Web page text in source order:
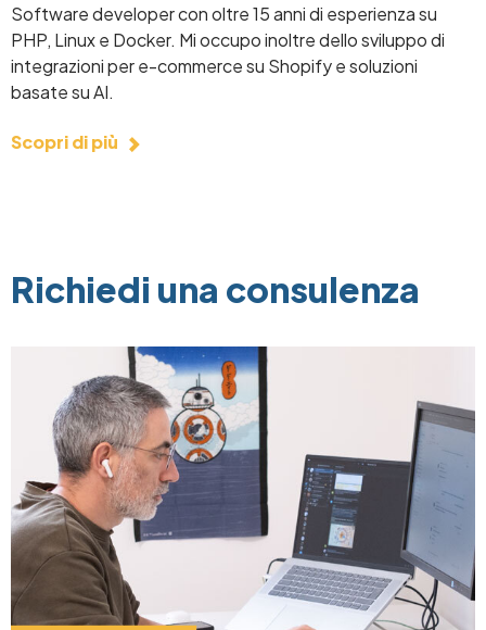
Software developer con oltre 15 anni di esperienza su
PHP, Linux e Docker. Mi occupo inoltre dello sviluppo di
integrazioni per e-commerce su Shopify e soluzioni
basate su AI.
Scopri di più
Richiedi una consulenza